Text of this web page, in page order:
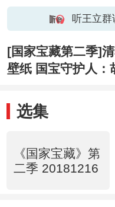
听王立群
[国家宝藏第二季]
壁纸 国宝守护人：
选集
《国家宝藏》第
二季 20181216